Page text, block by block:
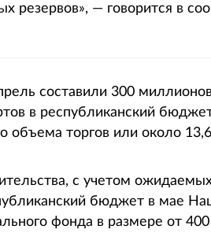
резервов», — говорится в
составили 300
в республиканский
объема торгов или около
с учетом
бюджет в мае
фонда в размере от